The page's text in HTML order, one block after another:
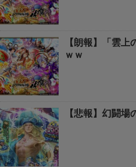
【朗報】「雲
ｗｗ
【悲報】幻闘